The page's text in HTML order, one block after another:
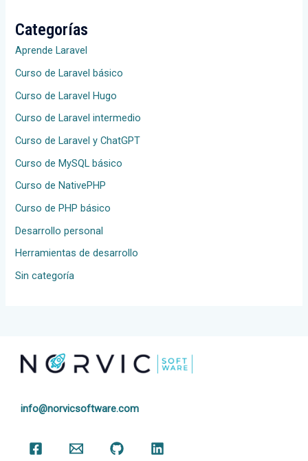
Categorías
Aprende Laravel
Curso de Laravel básico
Curso de Laravel Hugo
Curso de Laravel intermedio
Curso de Laravel y ChatGPT
Curso de MySQL básico
Curso de NativePHP
Curso de PHP básico
Desarrollo personal
Herramientas de desarrollo
Sin categoría
info@norvicsoftware.com